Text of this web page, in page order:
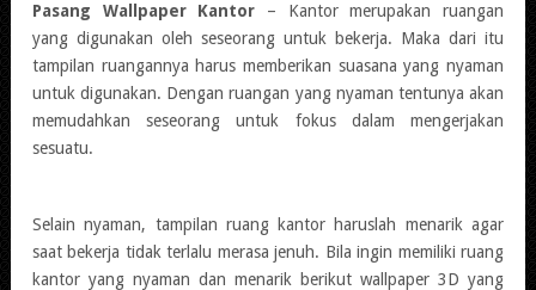
Pasang Wallpaper Kantor – Kantor merupakan ruangan
yang digunakan oleh seseorang untuk bekerja. Maka dari itu
tampilan ruangannya harus memberikan suasana yang nyaman
untuk digunakan. Dengan ruangan yang nyaman tentunya akan
memudahkan seseorang untuk fokus dalam mengerjakan
sesuatu.
Selain nyaman, tampilan ruang kantor haruslah menarik agar
saat bekerja tidak terlalu merasa jenuh. Bila ingin memiliki ruang
kantor yang nyaman dan menarik berikut wallpaper 3D yang